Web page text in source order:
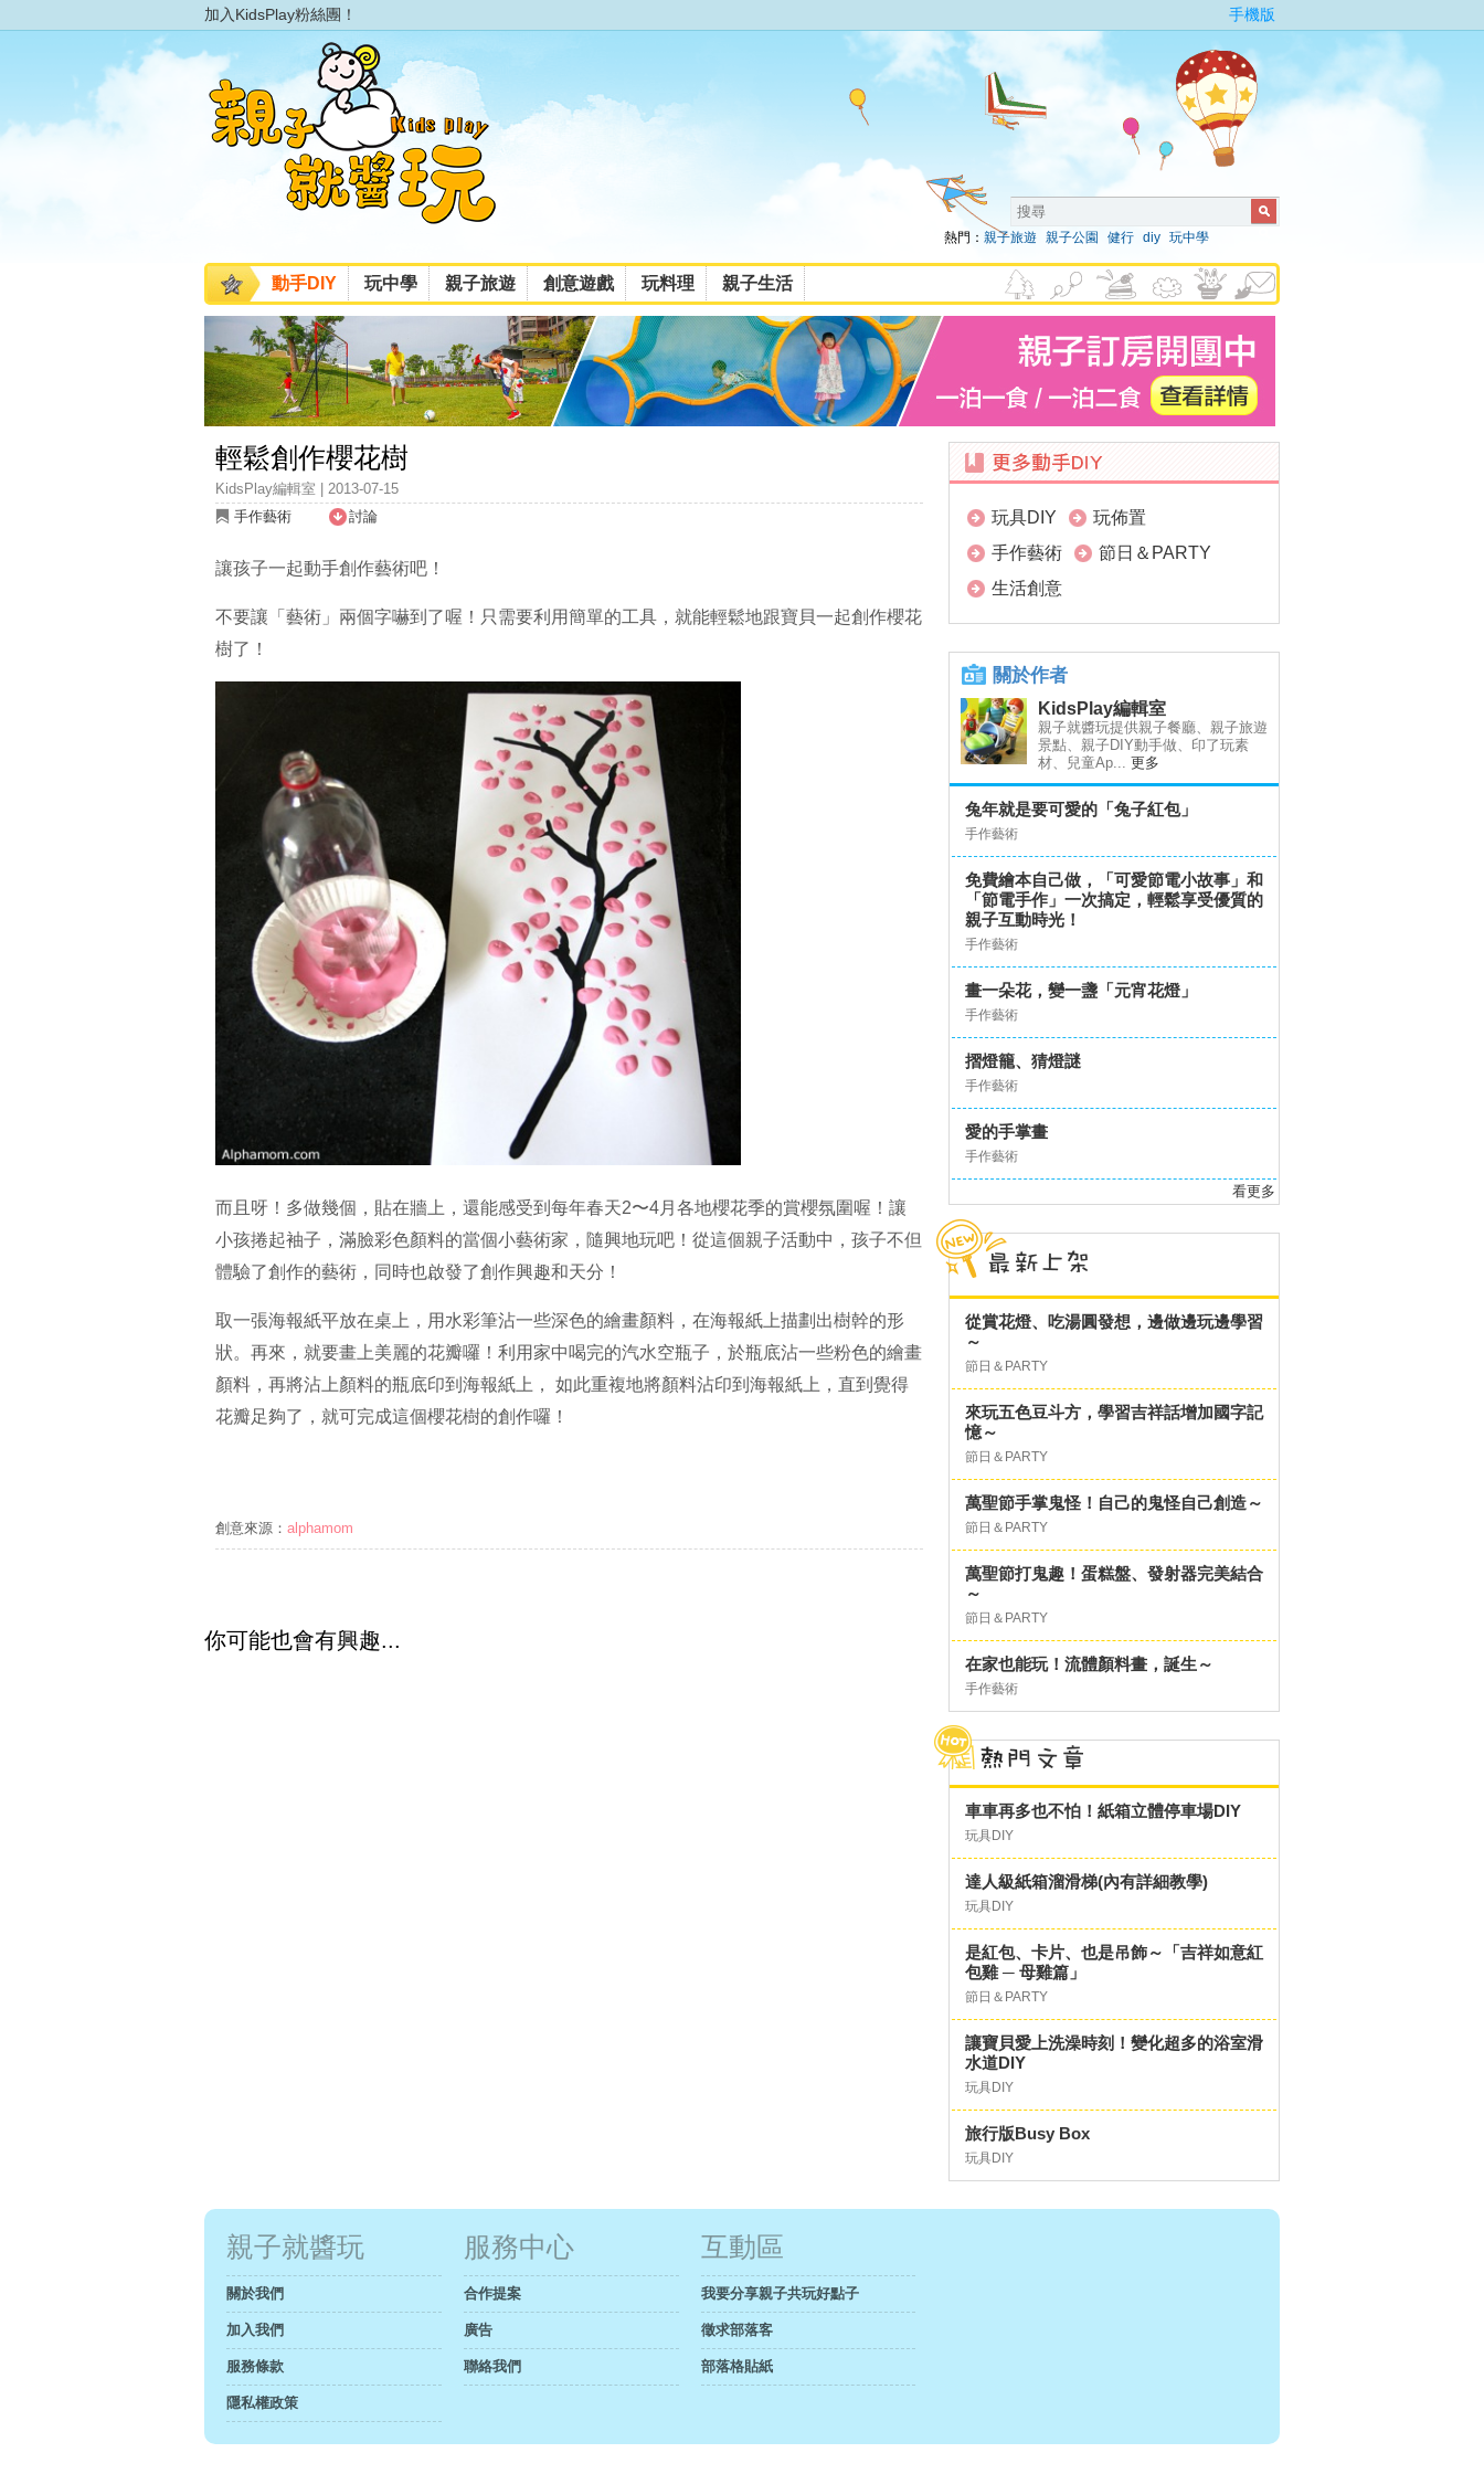
加入KidsPlay粉絲團！ 手機版
熱門： 親子旅遊 親子公園 健行 diy 玩中學
動手DIY 玩中學 親子旅遊 創意遊戲 玩料理 親子生活
輕鬆創作櫻花樹
KidsPlay編輯室 | 2013-07-15
手作藝術
討論
讓孩子一起動手創作藝術吧！
不要讓「藝術」兩個字嚇到了喔！只需要利用簡單的工具，就能輕鬆地跟寶貝一起創作櫻花
樹了！
而且呀！多做幾個，貼在牆上，還能感受到每年春天2〜4月各地櫻花季的賞櫻氛圍喔！讓
小孩捲起袖子，滿臉彩色顏料的當個小藝術家，隨興地玩吧！從這個親子活動中，孩子不但
體驗了創作的藝術，同時也啟發了創作興趣和天分！
取一張海報紙平放在桌上，用水彩筆沾一些深色的繪畫顏料，在海報紙上描劃出樹幹的形
狀。再來，就要畫上美麗的花瓣囉！利用家中喝完的汽水空瓶子，於瓶底沾一些粉色的繪畫
顏料，再將沾上顏料的瓶底印到海報紙上， 如此重複地將顏料沾印到海報紙上，直到覺得
花瓣足夠了，就可完成這個櫻花樹的創作囉！
創意來源： alphamom
你可能也會有興趣...
玩具DIY
玩佈置
手作藝術
節日＆PARTY
生活創意
關於作者
KidsPlay編輯室
親子就醬玩提供親子餐廳、親子旅遊
景點、親子DIY動手做、印了玩素
材、兒童Ap... 更多
兔年就是要可愛的「兔子紅包」
手作藝術
免費繪本自己做，「可愛節電小故事」和
「節電手作」一次搞定，輕鬆享受優質的
親子互動時光！
手作藝術
畫一朵花，變一盞「元宵花燈」
手作藝術
摺燈籠、猜燈謎
手作藝術
愛的手掌畫
手作藝術
看更多
從賞花燈、吃湯圓發想，邊做邊玩邊學習
～
節日＆PARTY
來玩五色豆斗方，學習吉祥話增加國字記
憶～
節日＆PARTY
萬聖節手掌鬼怪！自己的鬼怪自己創造～
節日＆PARTY
萬聖節打鬼趣！蛋糕盤、發射器完美結合
～
節日＆PARTY
在家也能玩！流體顏料畫，誕生～
手作藝術
車車再多也不怕！紙箱立體停車場DIY
玩具DIY
達人級紙箱溜滑梯(內有詳細教學)
玩具DIY
是紅包、卡片、也是吊飾～「吉祥如意紅
包雞 ─ 母雞篇」
節日＆PARTY
讓寶貝愛上洗澡時刻！變化超多的浴室滑
水道DIY
玩具DIY
旅行版Busy Box
玩具DIY
親子就醬玩
關於我們
加入我們
服務條款
隱私權政策
服務中心
合作提案
廣告
聯絡我們
互動區
我要分享親子共玩好點子
徵求部落客
部落格貼紙